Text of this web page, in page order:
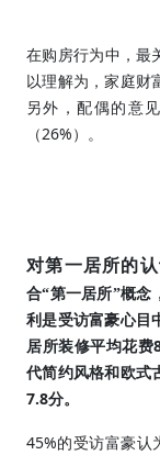
在购房行为中，最
以理解为，家庭财
另外，配偶的意
（26% ）。
对第一居所的认
合“第一居所”概念
利是受访富豪心目
居所装修平均花费
代简约风格和欧式
7.8分。
45%的受访富豪认